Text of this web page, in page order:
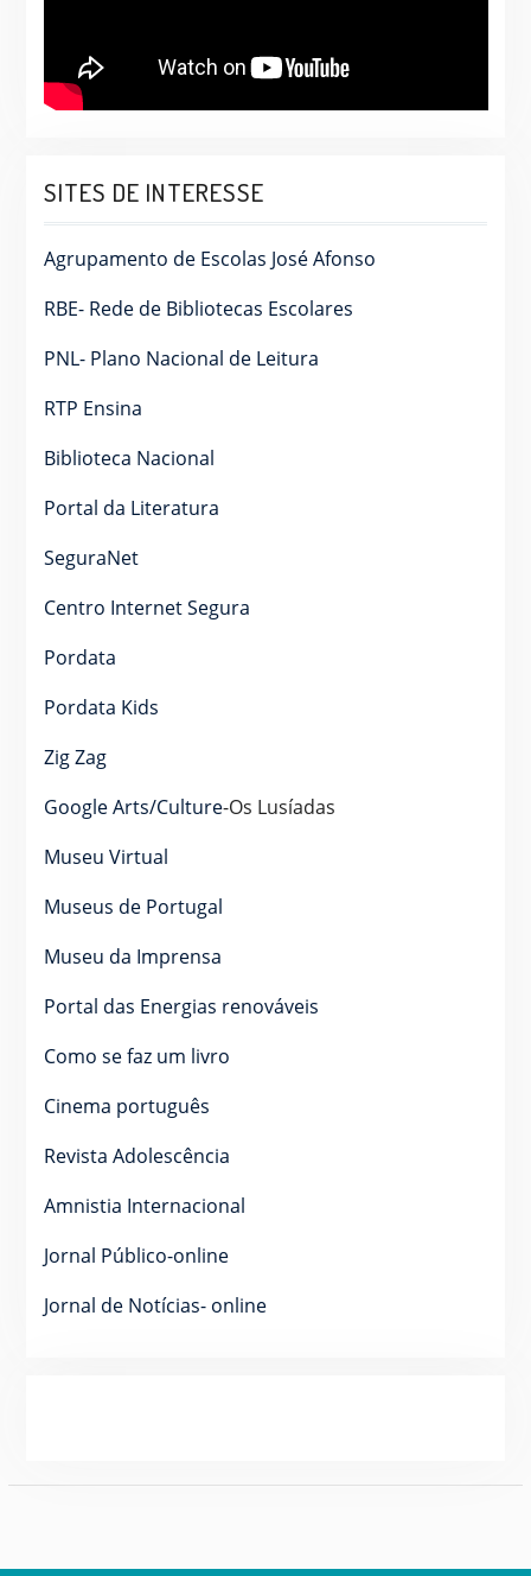
SITES DE INTERESSE
Agrupamento de Escolas José Afonso
RBE- Rede de Bibliotecas Escolares
PNL- Plano Nacional de Leitura
RTP Ensina
Biblioteca Nacional
Portal da Literatura
SeguraNet
Centro Internet Segura
Pordata
Pordata Kids
Zig Zag
Google Arts/Culture-Os Lusíadas
Museu Virtual
Museus de Portugal
Museu da Imprensa
Portal das Energias renováveis
Como se faz um livro
Cinema português
Revista Adolescência
Amnistia Internacional
Jornal Público-online
Jornal de Notícias- online